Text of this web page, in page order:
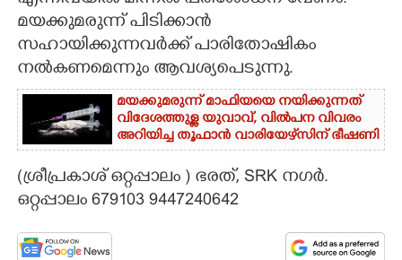
മയക്കുമരുന്ന് പിടിക്കാൻ
സഹായിക്കുന്നവർക്ക് പാരിതോഷികം
നൽകണമെന്നും ആവശ്യപെടുന്നു.
മയക്കുമരുന്ന് മാഫിയയെ നയിക്കുന്നത്
വിദേശത്തുള്ള യുവാവ്, വിൽപന വിവരം
അറിയിച്ച തൂഫാൻ വാരിയേഴ്‌സിന് ഭീഷണി
(ശ്രീപ്രകാശ് ഒറ്റപ്പാലം ) ഭരത്, SRK നഗർ.
ഒറ്റപ്പാലം 679103 9447240642